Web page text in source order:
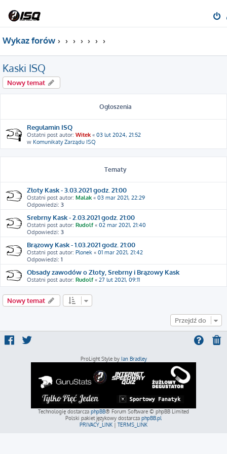
Wykaz forów
Kaski ISQ
Nowy temat
Ogłoszenia
Regulamin ISQ
Ostatni post autor: Witek « 03 lut 2024, 21:52
w Komunikaty Zarządu ISQ
Tematy
Złoty Kask - 3.03.2021 godz. 21:00
Ostatni post autor: Malak « 03 mar 2021, 22:29
Odpowiedzi: 3
Srebrny Kask - 2.03.2021 godz. 21:00
Ostatni post autor: Rudolf « 02 mar 2021, 21:40
Odpowiedzi: 3
Brązowy Kask - 1.03.2021 godz. 21:00
Ostatni post autor: Plonek « 01 mar 2021, 21:42
Odpowiedzi: 1
Obsady zawodów o Złoty, Srebrny i Brązowy Kask
Ostatni post autor: Rudolf « 27 lut 2021, 09:11
Nowy temat
Przejdź do
ProLight Style by Ian Bradley
Technologię dostarcza phpBB® Forum Software © phpBB Limited
Polski pakiet językowy dostarcza phpBB.pl
PRIVACY_LINK | TERMS_LINK